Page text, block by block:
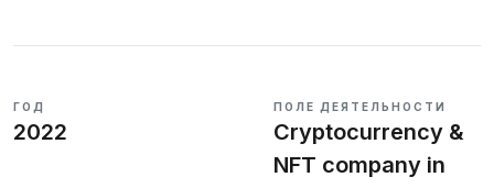
Заполнить бриф
ГОД
2022
ПОЛЕ ДЕЯТЕЛЬНОСТИ
Cryptocurrency &
NFT company in